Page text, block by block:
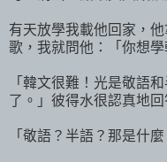
有天放學我載他回家，
歌，我就問他：「你想學
「韓文很難！光是敬語
了。」彼得水很認真地
「敬語？半語？那是什